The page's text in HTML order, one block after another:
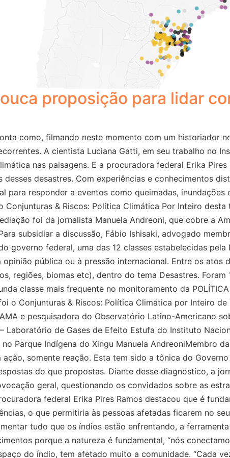
proposição para lidar
como, filmando neste momento com um historiador
A cientista Luciana Gatti, em seu trabalho no
nas paisagens. E a procuradora federal Erika
desses desastres. Com experiências e conhecimentos
para responder a eventos como queimadas,
& Riscos: Política Climática Por Inteiro
foi da jornalista Manuela Andreoni, que cobre a
subsidiar a discussão, Fábio Ishisaki, advogado
governo federal, uma das 12 classes estabelecidas
pública ou à pressão internacional. Entre os atos
regiões, biomas etc), dentro do tema Desastres.
classe mais frequente no monitoramento da
o Conjunturas & Riscos: Política Climática por Inteiro
e pesquisadora do Observatório Latino-Americano
Laboratório de Gases de Efeito Estufa do Instituto
Parque Indígena do Xingu Manuela AndreoniMembro
somente reação. Esta tem sido a tônica do
do que propostas. Diante desse diagnóstico, a
geral, questionando os convidados sobre as
federal Erika Pires Ramos destacou que é
o que permitiria às pessoas afetadas ficarem no
tudo que os índios estão enfrentando, a
porque a natureza é fundamental, “nós
do índio, tem afetado muito a comunidade. “Cada